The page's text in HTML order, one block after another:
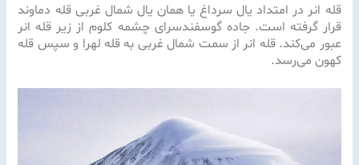
قله انر در امتداد یال سرداغ یا همان یال شمال غربی قله دماوند
قرار گرفته است. جاده گوسفندسرای چشمه کلوم از زیر قله انر
عبور می‌کند. قله انر از سمت شمال غربی به قله لهرا و سپس قله
کهون می‌رسد.